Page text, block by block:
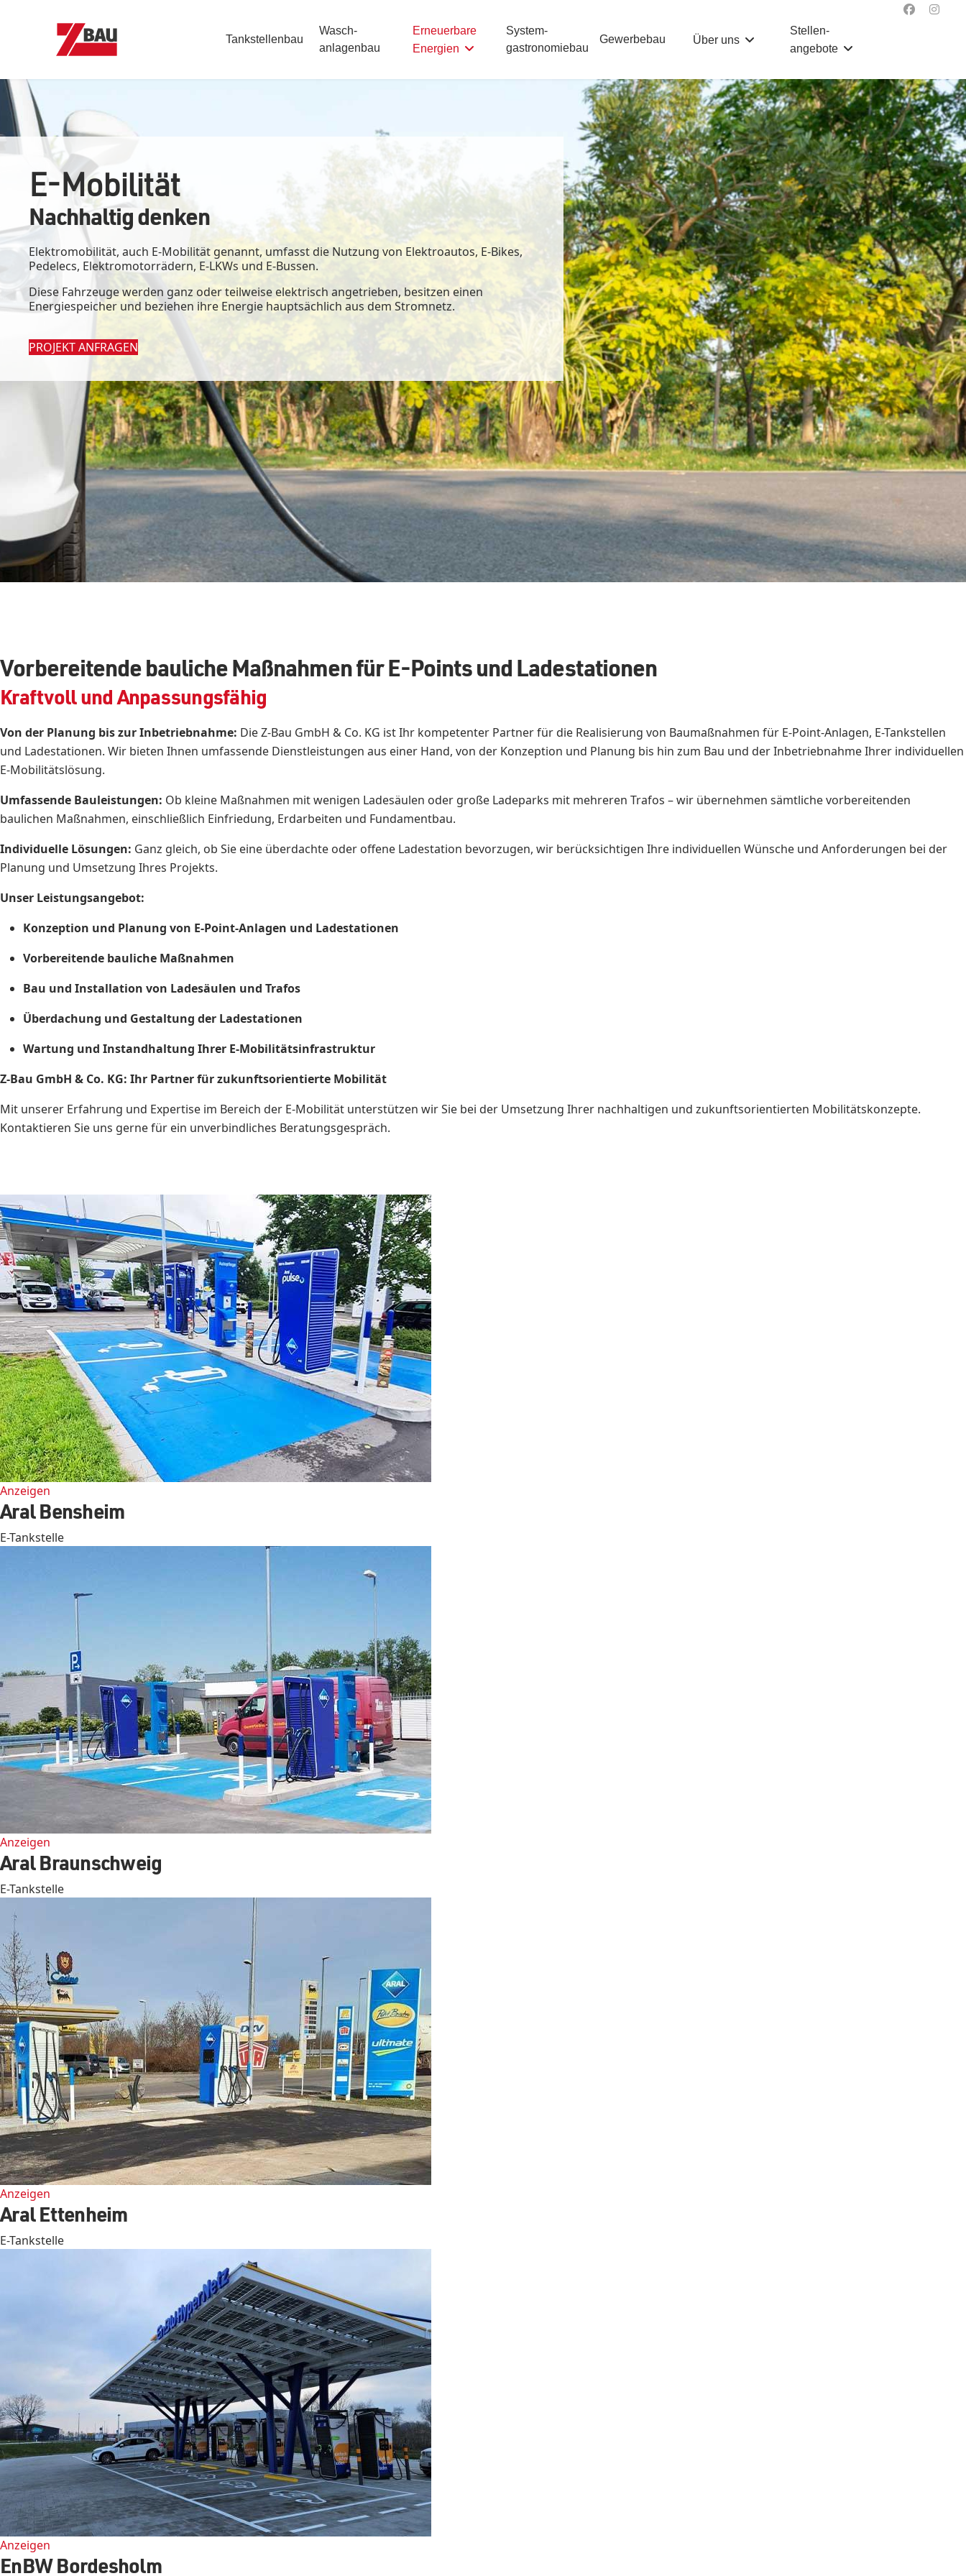
Tank­­stellenbau
Wasch­
anlagenbau
Erneuerbare
Energien
System­
gastronomiebau
Gewerbebau Über uns
Stellen­
angebote
E-Mobilität
Nachhaltig denken
Elektromobilität, auch E-Mobilität genannt, umfasst die Nutzung von Elektroautos, E-Bikes,
Pedelecs, Elektromotorrädern, E-LKWs und E-Bussen.
Diese Fahrzeuge werden ganz oder teilweise elektrisch angetrieben, besitzen einen
Energiespeicher und beziehen ihre Energie hauptsächlich aus dem Stromnetz.
PROJEKT ANFRAGEN
Vorbereitende bauliche Maßnahmen für E-Points und Ladestationen
Kraftvoll und Anpassungsfähig
Von der Planung bis zur Inbetriebnahme: Die Z-Bau GmbH & Co. KG ist Ihr kompetenter Partner für die Realisierung von Baumaßnahmen für E-Point-Anlagen, E-Tankstellen
und Ladestationen. Wir bieten Ihnen umfassende Dienstleistungen aus einer Hand, von der Konzeption und Planung bis hin zum Bau und der Inbetriebnahme Ihrer individuellen
E-Mobilitätslösung.
Umfassende Bauleistungen: Ob kleine Maßnahmen mit wenigen Ladesäulen oder große Ladeparks mit mehreren Trafos – wir übernehmen sämtliche vorbereitenden
baulichen Maßnahmen, einschließlich Einfriedung, Erdarbeiten und Fundamentbau.
Individuelle Lösungen: Ganz gleich, ob Sie eine überdachte oder offene Ladestation bevorzugen, wir berücksichtigen Ihre individuellen Wünsche und Anforderungen bei der
Planung und Umsetzung Ihres Projekts.
Unser Leistungsangebot:
Konzeption und Planung von E-Point-Anlagen und Ladestationen
Vorbereitende bauliche Maßnahmen
Bau und Installation von Ladesäulen und Trafos
Überdachung und Gestaltung der Ladestationen
Wartung und Instandhaltung Ihrer E-Mobilitätsinfrastruktur
Z-Bau GmbH & Co. KG: Ihr Partner für zukunftsorientierte Mobilität
Mit unserer Erfahrung und Expertise im Bereich der E-Mobilität unterstützen wir Sie bei der Umsetzung Ihrer nachhaltigen und zukunftsorientierten Mobilitätskonzepte.
Kontaktieren Sie uns gerne für ein unverbindliches Beratungsgespräch.
Anzeigen
Aral Bensheim
E-Tankstelle
Anzeigen
Aral Braunschweig
E-Tankstelle
Anzeigen
Aral Ettenheim
E-Tankstelle
Anzeigen
EnBW Bordesholm